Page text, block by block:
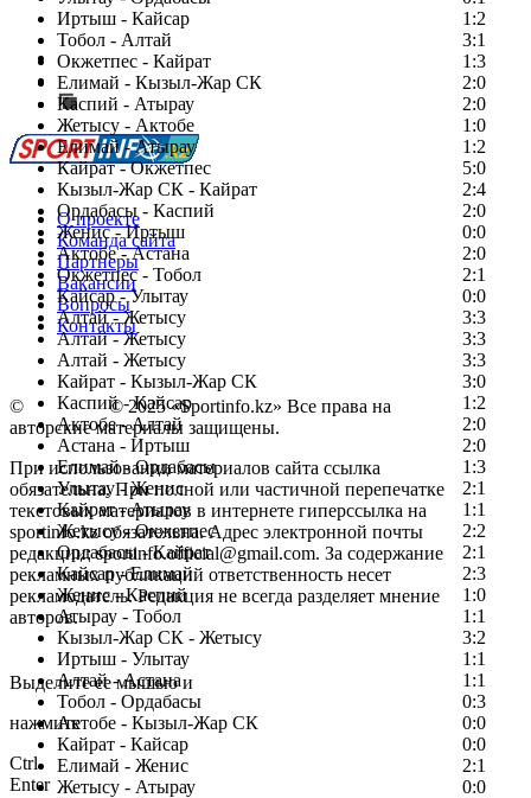
Иртыш - Кайсар
1:2
Тобол - Алтай
3:1
Окжетпес - Кайрат
1:3
Елимай - Кызыл-Жар СК
2:0
Каспий - Атырау
2:0
Жетысу - Актобе
1:0
Елимай - Атырау
1:2
Кайрат - Окжетпес
5:0
Кызыл-Жар СК - Кайрат
2:4
Ордабасы - Каспий
2:0
Женис - Иртыш
0:0
Актобе - Астана
2:0
Окжетпес - Тобол
2:1
Кайсар - Улытау
0:0
Алтай - Жетысу
3:3
Алтай - Жетысу
3:3
Алтай - Жетысу
3:3
Кайрат - Кызыл-Жар СК
3:0
Каспий - Кайсар
1:2
Актобе - Алтай
2:0
Астана - Иртыш
2:0
Елимай - Ордабасы
1:3
Улытау - Женис
2:1
Кайрат - Атырау
1:1
Жетысу - Окжетпес
2:2
Ордабасы - Кайрат
2:1
Кайсар - Елимай
2:3
Женис - Каспий
1:0
Атырау - Тобол
1:1
Кызыл-Жар СК - Жетысу
3:2
Иртыш - Улытау
1:1
Алтай - Астана
1:1
Тобол - Ордабасы
0:3
Актобе - Кызыл-Жар СК
0:0
Кайрат - Кайсар
0:0
Елимай - Женис
2:1
Жетысу - Атырау
0:0
Есть идея?
Сообщить о мероприятии
Перейти на старый сайт
О проекте
Команда сайта
Партнеры
Вакансии
Вопросы
Контакты
© Copyright© 2025 «Sportinfo.kz» Все права на
авторские материалы защищены.
При использовании материалов сайта ссылка
обязательна. При полной или частичной перепечатке
текстовых материалов в интернете гиперссылка на
sportinfo.kz обязательна. Адрес электронной почты
редакции: sportinfo.official@gmail.com. За содержание
рекламных публикаций ответственность несет
рекламодатель. Редакция не всегда разделяет мнение
авторов.
Заметили ошибку в тексте?
Выделите ее мышью и
нажмите
Ctrl
Enter